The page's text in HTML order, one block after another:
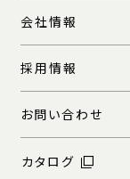
会社情報
採用情報
お問い合わせ
カタログ